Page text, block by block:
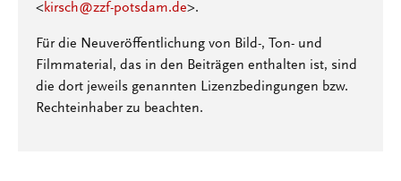
<kirsch@zzf-potsdam.de>.
Für die Neuveröffentlichung von Bild-, Ton- und
Filmmaterial, das in den Beiträgen enthalten ist, sind
die dort jeweils genannten Lizenzbedingungen bzw.
Rechteinhaber zu beachten.